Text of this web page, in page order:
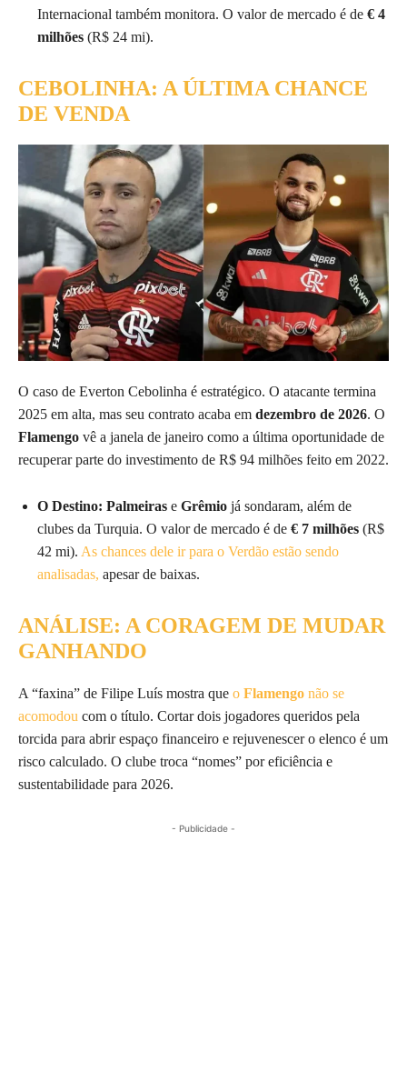
Internacional também monitora. O valor de mercado é de € 4
milhões (R$ 24 mi).
CEBOLINHA: A ÚLTIMA CHANCE
DE VENDA
O caso de Everton Cebolinha é estratégico. O atacante termina
2025 em alta, mas seu contrato acaba em dezembro de 2026. O
Flamengo vê a janela de janeiro como a última oportunidade de
recuperar parte do investimento de R$ 94 milhões feito em 2022.
O Destino: Palmeiras e Grêmio já sondaram, além de
clubes da Turquia. O valor de mercado é de € 7 milhões (R$
42 mi). As chances dele ir para o Verdão estão sendo
analisadas, apesar de baixas.
ANÁLISE: A CORAGEM DE MUDAR
GANHANDO
A “faxina” de Filipe Luís mostra que o Flamengo não se
acomodou com o título. Cortar dois jogadores queridos pela
torcida para abrir espaço financeiro e rejuvenescer o elenco é um
risco calculado. O clube troca “nomes” por eficiência e
sustentabilidade para 2026.
- Publicidade -